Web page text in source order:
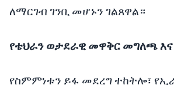
ለማርገብ ገንቢ መሆኑን ገልጸዋል።
የቴህራን ወታደራዊ መዋቅር መግለጫ
የስምምነቱን ይፋ መደረግ ተከትሎ፣